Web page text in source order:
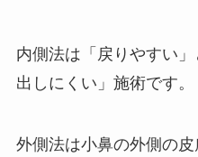
内側法は「戻りやすい
出しにくい」施術です。
外側法は小鼻の外側の